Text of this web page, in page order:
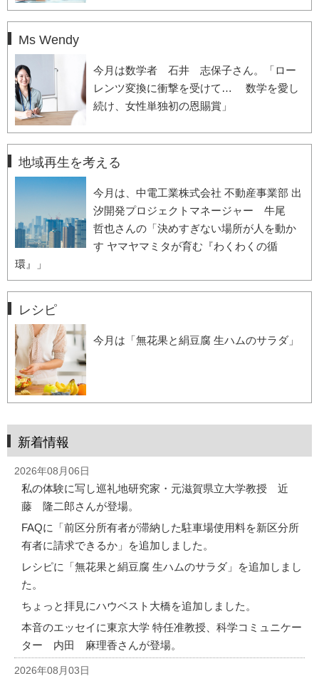
Ms Wendy
今月は数学者 石井 志保子さん。「ロー
レンツ変換に衝撃を受けて… 数学を愛し
続け、女性単独初の恩賜賞」
地域再生を考える
今月は、中電工業株式会社 不動産事業部 出
汐開発プロジェクトマネージャー 牛尾
哲也さんの「決めすぎない場所が人を動か
す ヤマヤマミタが育む『わくわくの循
環』」
レシピ
今月は「無花果と絹豆腐 生ハムのサラダ」
新着情報
2026年08月06日
私の体験に写し巡礼地研究家・元滋賀県立大学教授 近
藤 隆二郎さんが登場。
FAQに「前区分所有者が滞納した駐車場使用料を新区分所
有者に請求できるか」を追加しました。
レシピに「無花果と絹豆腐 生ハムのサラダ」を追加しまし
た。
ちょっと拝見にハウベスト大橋を追加しました。
本音のエッセイに東京大学 特任准教授、科学コミュニケー
ター 内田 麻理香さんが登場。
2026年08月03日